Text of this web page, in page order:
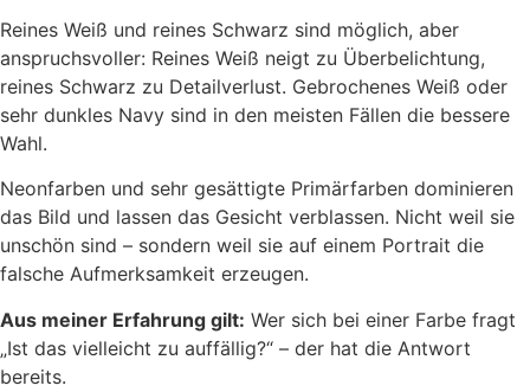
Reines Weiß und reines Schwarz sind möglich, aber
anspruchsvoller: Reines Weiß neigt zu Überbelichtung,
reines Schwarz zu Detailverlust. Gebrochenes Weiß oder
sehr dunkles Navy sind in den meisten Fällen die bessere
Wahl.
Neonfarben und sehr gesättigte Primärfarben dominieren
das Bild und lassen das Gesicht verblassen. Nicht weil sie
unschön sind – sondern weil sie auf einem Portrait die
falsche Aufmerksamkeit erzeugen.
Aus meiner Erfahrung gilt: Wer sich bei einer Farbe fragt
„Ist das vielleicht zu auffällig?“ – der hat die Antwort
bereits.